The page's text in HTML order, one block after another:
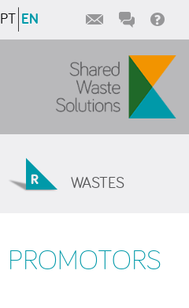
EN
PT
WASTES
PROMOTORS